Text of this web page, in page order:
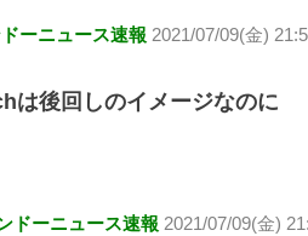
ーニュース速報 2021/07/09(金)
は後回しのイメージなのに
ドーニュース速報 2021/07/09(金)